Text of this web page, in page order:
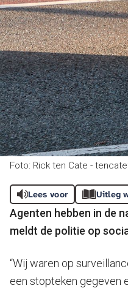
Foto: Rick ten Cate -
Lees voor Uitleg
Agenten hebben in de
meldt de politie op
“Wij waren op
een stopteken gegeven